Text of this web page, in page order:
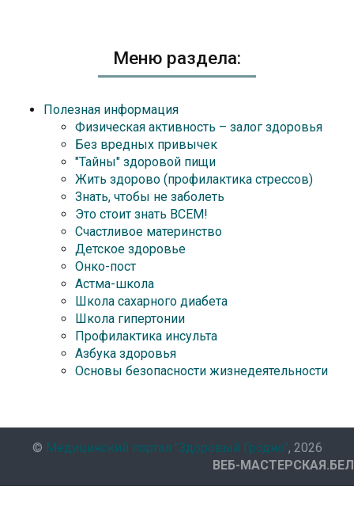
Меню раздела:
Полезная информация
Физическая активность – залог здоровья
Без вредных привычек
"Тайны" здоровой пищи
Жить здорово (профилактика стрессов)
Знать, чтобы не заболеть
Это стоит знать ВСЕМ!
Счастливое материнство
Детское здоровье
Онко-пост
Астма-школа
Школа сахарного диабета
Школа гипертонии
Профилактика инсульта
Азбука здоровья
Основы безопасности жизнедеятельности
© Медицинский портал "Здоровый Гродно", 2026
ВЕБ-МАСТЕРСКАЯ.БЕЛ